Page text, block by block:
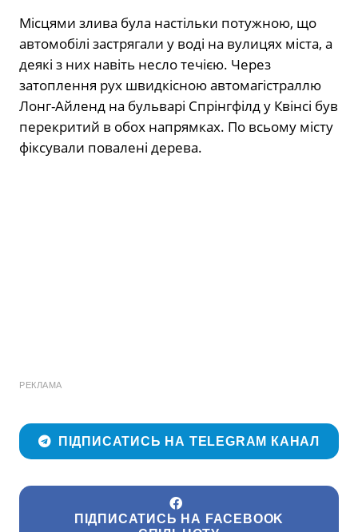
Місцями злива була настільки потужною, що
автомобілі застрягали у воді на вулицях міста, а
деякі з них навіть несло течією. Через
затоплення рух швидкісною автомагістраллю
Лонг-Айленд на бульварі Спрінгфілд у Квінсі був
перекритий в обох напрямках. По всьому місту
фіксували повалені дерева.
РЕКЛАМА
ПІДПИСАТИСЬ НА TELEGRAM КАНАЛ
ПІДПИСАТИСЬ НА FACEBOOK